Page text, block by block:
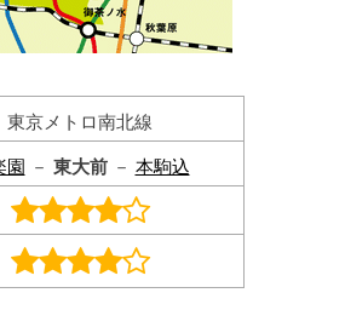
東京メトロ南北線
園 － 東大前－ 本駒込